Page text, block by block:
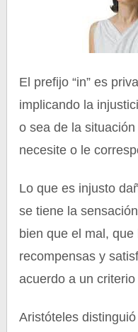
El prefijo “in” es
implicando la
o sea de la
necesite o le
Lo que es injusto
se tiene la
bien que el mal,
recompensas y
acuerdo a un
Aristóteles